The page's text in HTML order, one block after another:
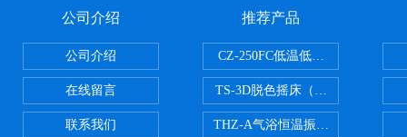
公司介绍
公司介绍
在线留言
联系我们
推荐产品
CZ-250FC低温低湿种子储藏柜
TS-3D脱色摇床（三维运动）
THZ-A气浴恒温振荡器